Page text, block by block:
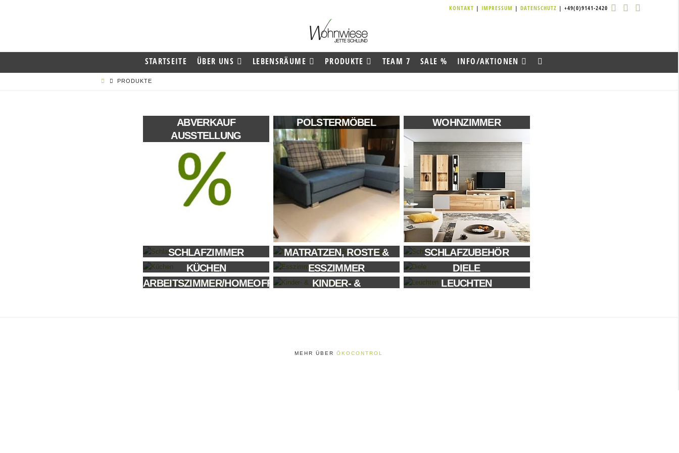
KONTAKT | IMPRESSUM | DATENSCHUTZ | +49(0)9141-2420
STARTSEITE ÜBER UNS LEBENSRÄUME PRODUKTE TEAM 7 SALE % INFO/AKTIONEN
PRODUKTE
ABVERKAUF
AUSSTELLUNG
POLSTERMÖBEL WOHNZIMMER
SCHLAFZIMMER
MATRATZEN, ROSTE &
SCHLAFSYSTEME
SCHLAFZUBEHÖR
KÜCHEN
ESSZIMMER
DIELE
ARBEITSZIMMER/HOMEOFFICE
KINDER- &
LEUCHTEN
MEHR ÜBERÖKOCONTROL